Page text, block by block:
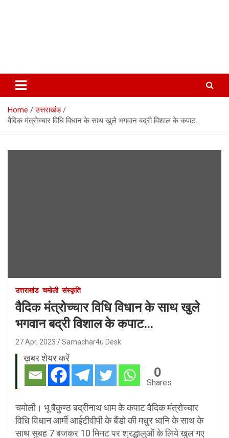
Home
उत्तराखंड
वैदिक मंत्रोच्चार विधि विधान के साथ खुले भगवान बद्री विशाल के कपाट…
उत्तराखंड चमोली संस्कृति
वैदिक मंत्रोच्चार विधि विधान के साथ खुले
भगवान बद्री विशाल के कपाट…
27 Apr, 2023 Samachar4u Desk
ख़बर शेयर करें
0
Shares
चमोली। भू बैकुण्ठ बद्रीनाथ धाम के कपाट वैदिक मंत्रोच्चार
विधि विधान आर्मी आईटीवीपी के बैंडो की मधुर ध्वनि के साथ के
साथ सुबह 7 बजकर 10 मिनट पर श्रद्धालुओं के लिये खुल गए